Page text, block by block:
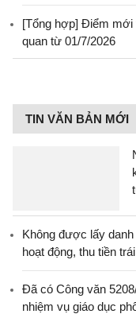
[Tổng hợp] Điểm
quan từ 01/7/2026
TIN VĂN BẢN MỚI
Không được lấy danh
hoạt động, thu tiền
Đã có Công văn
nhiệm vụ giáo dục